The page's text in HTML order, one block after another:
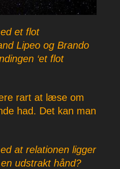
et flot
Lipeo og Brando
‘et flot
rart at læse om
had. Det kan man
at relationen ligger
udstrakt hånd?